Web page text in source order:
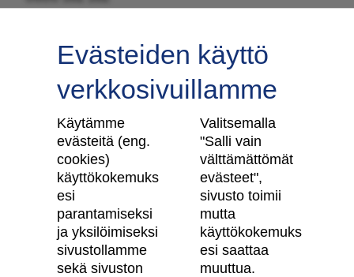
Tilaa uutiskirje
Skanska Kodit
Artikkelit
Digitaalinen asuntokauppa
Evästeiden käyttö
verkkosivuillamme
Käytämme
evästeitä (eng.
cookies)
käyttökokemuks
esi
parantamiseksi
ja yksilöimiseksi
sivustollamme
sekä sivuston
Valitsemalla
"Salli vain
välttämättömät
evästeet",
sivusto toimii
mutta
käyttökokemuks
esi saattaa
muuttua.